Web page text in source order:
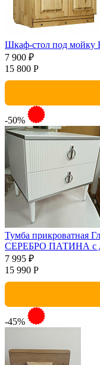
Шкаф-стол под
7 900 ₽
15 800 Р
-50%
Тумба прикроватная
СЕРЕБРО ПАТИНА с
7 995 ₽
15 990 Р
-45%